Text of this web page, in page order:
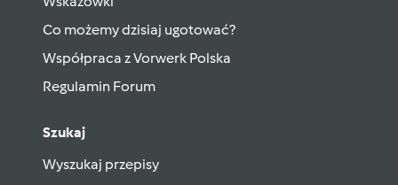
Co możemy dzisiaj ugotować?
Współpraca z Vorwerk Polska
Regulamin Forum
Szukaj
Wyszukaj przepisy